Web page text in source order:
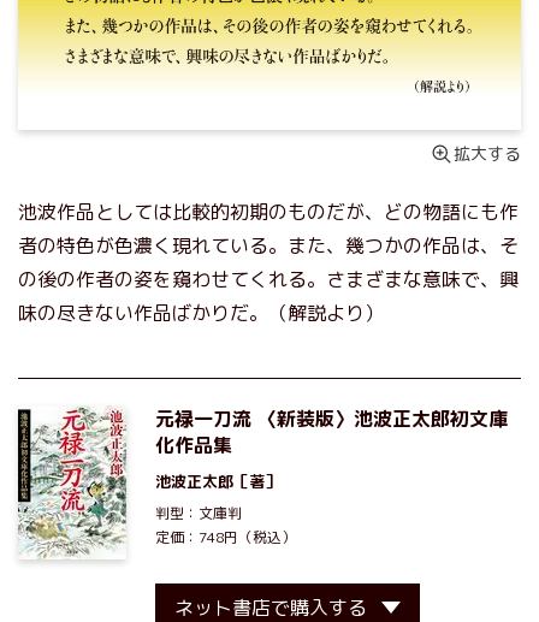
拡大する
池波作品としては比較的初期のものだが、どの物語にも作
者の特色が色濃く現れている。また、幾つかの作品は、そ
の後の作者の姿を窺わせてくれる。さまざまな意味で、興
味の尽きない作品ばかりだ。（解説より）
元禄一刀流 〈新装版〉池波正太郎初文庫
化作品集
池波正太郎 ［著］
判型：文庫判
定価：748円（税込）
ネット書店で購入する